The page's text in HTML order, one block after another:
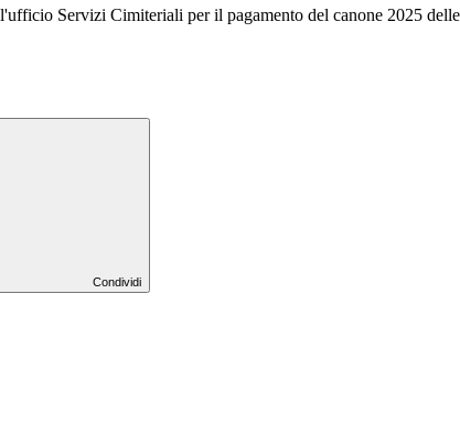
Servizi Cimiteriali per il pagamento del canone 2025
Condividi